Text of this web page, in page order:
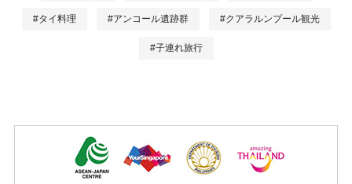
#タイ料理 #アンコール遺跡群 #クアラルンプール観光
#子連れ旅行